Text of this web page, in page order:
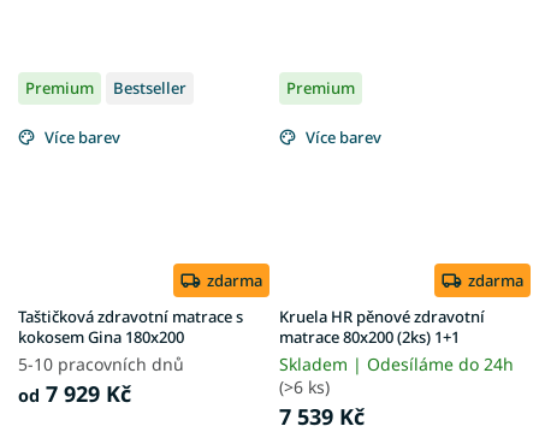
Premium Bestseller
Více barev
zdarma
Taštičková zdravotní matrace s
kokosem Gina 180x200
5-10 pracovních dnů
od 7 929 Kč
Premium
Více barev
zdarma
Kruela HR pěnové zdravotní
matrace 80x200 (2ks) 1+1
Skladem | Odesíláme do 24h
(>6 ks)
7 539 Kč